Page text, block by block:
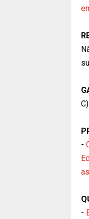
-
-